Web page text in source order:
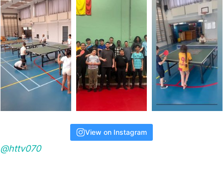
View on Instagram
@httv070